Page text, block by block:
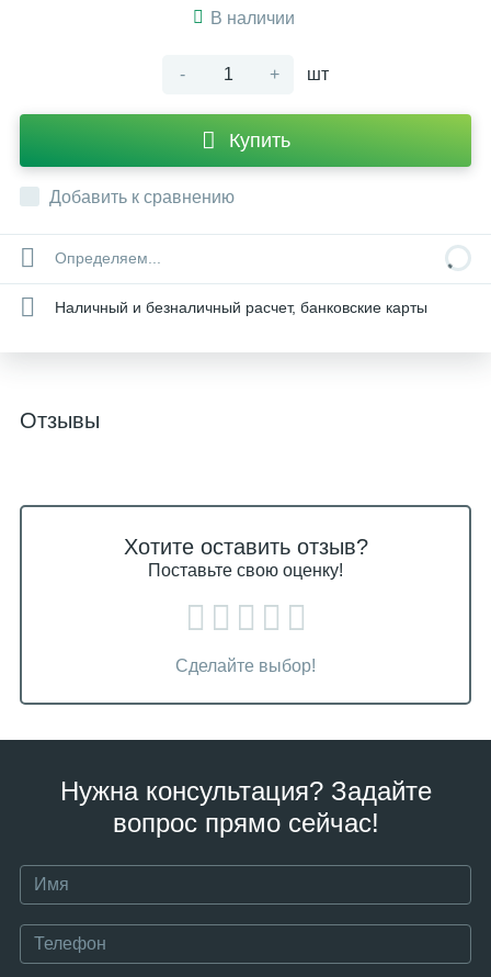
В наличии
- + шт
Купить
Добавить к сравнению
Определяем...
Наличный и безналичный расчет, банковские карты
Отзывы
Хотите оставить отзыв?
Поставьте свою оценку!
Сделайте выбор!
Нужна консультация? Задайте
вопрос прямо сейчас!